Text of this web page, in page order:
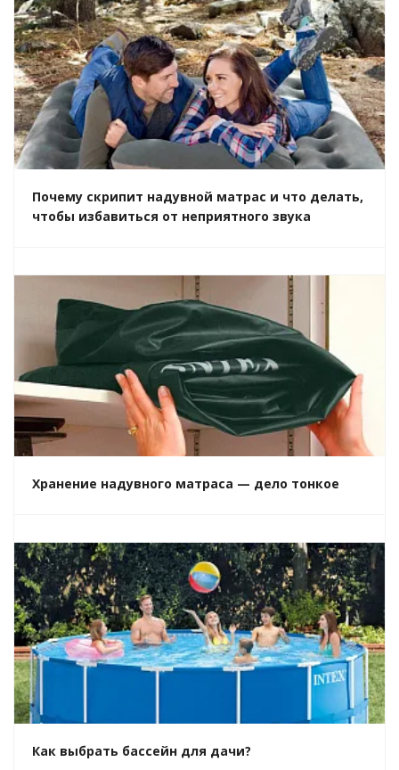
Почему скрипит надувной матрас и что делать,
чтобы избавиться от неприятного звука
Хранение надувного матраса — дело тонкое
Как выбрать бассейн для дачи?